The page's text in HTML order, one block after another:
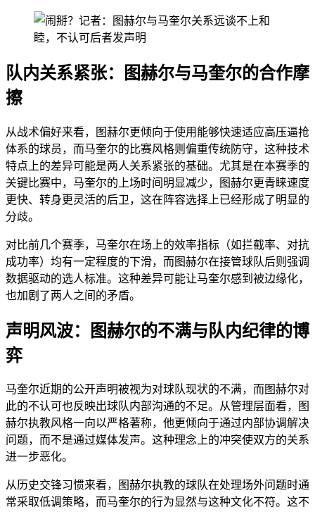
队内关系紧张：图赫尔与马奎尔的合作摩
擦
从战术偏好来看，图赫尔更倾向于使用能够快速适应高压逼抢
体系的球员，而马奎尔的比赛风格则偏重传统防守，这种技术
特点上的差异可能是两人关系紧张的基础。尤其是在本赛季的
关键比赛中，马奎尔的上场时间明显减少，图赫尔更青睐速度
更快、转身更灵活的后卫，这在阵容选择上已经形成了明显的
分歧。
对比前几个赛季，马奎尔在场上的效率指标（如拦截率、对抗
成功率）均有一定程度的下滑，而图赫尔在接管球队后则强调
数据驱动的选人标准。这种差异可能让马奎尔感到被边缘化，
也加剧了两人之间的矛盾。
声明风波：图赫尔的不满与队内纪律的博
弈
马奎尔近期的公开声明被视为对球队现状的不满，而图赫尔对
此的不认可也反映出球队内部沟通的不足。从管理层面看，图
赫尔执教风格一向以严格著称，他更倾向于通过内部协调解决
问题，而不是通过媒体发声。这种理念上的冲突使双方的关系
进一步恶化。
从历史交锋习惯来看，图赫尔执教的球队在处理场外问题时通
常采取低调策略，而马奎尔的行为显然与这种文化不符。这不